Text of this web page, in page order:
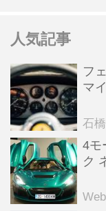
人気記事
フ
マ
石
4モ
ク
全